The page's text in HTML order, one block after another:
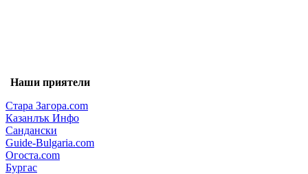
Наши приятели
Стара Загора.com
Казанлък Инфо
Сандански
Guide-Bulgaria.com
Огоста.com
Бургас